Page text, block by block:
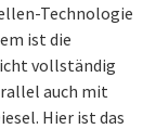
Technologie
ist die
vollständig
auch mit
Hier ist das